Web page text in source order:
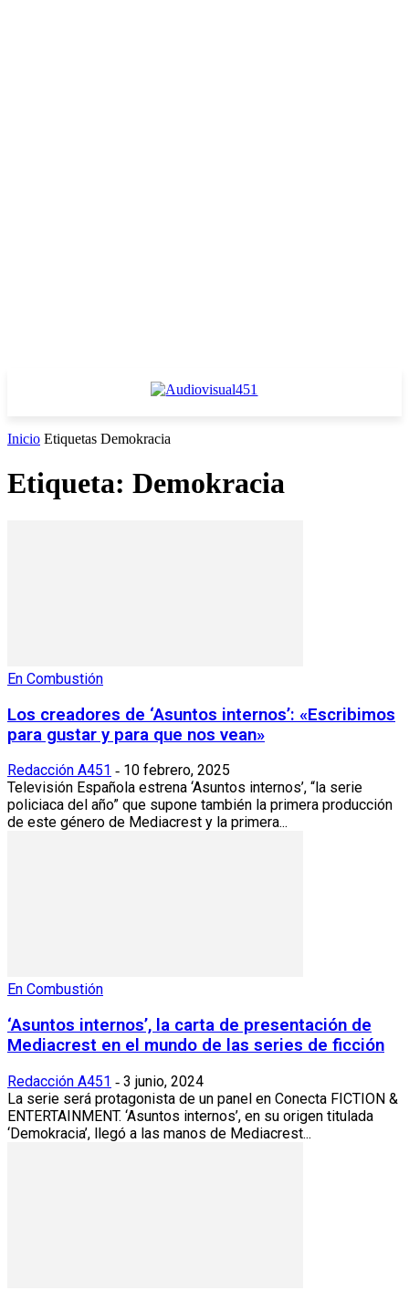
Inicio Etiquetas Demokracia
Etiqueta: Demokracia
En Combustión
Los creadores de ‘Asuntos internos’: «Escribimos
para gustar y para que nos vean»
Redacción A451 - 10 febrero, 2025
Televisión Española estrena ‘Asuntos internos’, “la serie
policiaca del año” que supone también la primera producción
de este género de Mediacrest y la primera...
En Combustión
‘Asuntos internos’, la carta de presentación de
Mediacrest en el mundo de las series de ficción
Redacción A451 - 3 junio, 2024
La serie será protagonista de un panel en Conecta FICTION &
ENTERTAINMENT. ‘Asuntos internos’, en su origen titulada
‘Demokracia’, llegó a las manos de Mediacrest...